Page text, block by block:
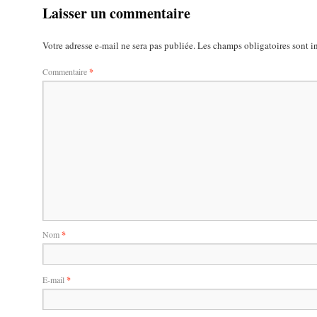
Laisser un commentaire
Votre adresse e-mail ne sera pas publiée.Les champs obligatoires sont
Commentaire*
Nom*
E-mail *